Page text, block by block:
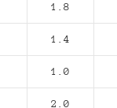
1.8
1.4
1.0
2.0